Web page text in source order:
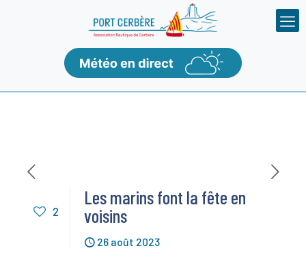
2
Les marins font la fête en
voisins
26 août 2023